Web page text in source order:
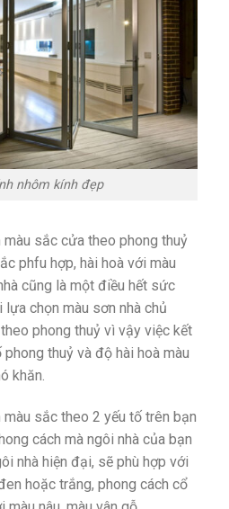
nhôm kính đẹp
sắc cửa theo phong thuỷ
phfu hợp, hài hoà với màu
cũng là một điều hết sức
chọn màu sơn nhà chủ
phong thuỷ vì vậy việc kết
thuỷ và độ hài hoà màu
khăn.
sắc theo 2 yếu tố trên bạn
cách mà ngôi nhà của bạn
nhà hiện đại, sẽ phù hợp với
hoặc trắng, phong cách cổ